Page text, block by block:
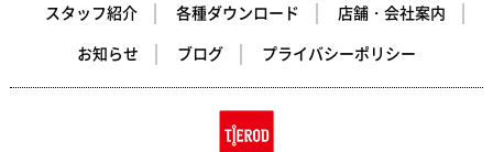
スタッフ紹介
各種ダウンロード
店舗・会社案内
お知らせ
ブログ プライバシーポリシー